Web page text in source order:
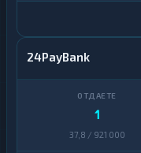
24PayBank
1
37,8 / 921 000